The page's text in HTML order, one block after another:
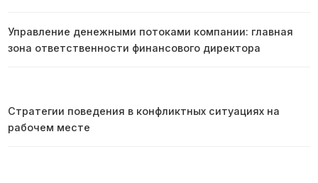
Управление денежными потоками компании: главная
зона ответственности финансового директора
Стратегии поведения в конфликтных ситуациях на
рабочем месте